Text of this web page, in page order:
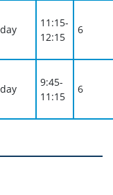
11:15-
12:15
6
9:45-
11:15
6